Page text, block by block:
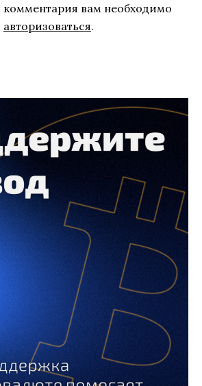
комментария вам необходимо
авторизоваться.